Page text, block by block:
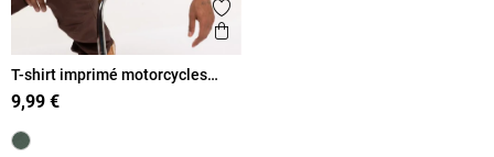
Ajouter aux favoris
Aperçu rapide
T-shirt imprimé motorcycles
homme
9,99 €